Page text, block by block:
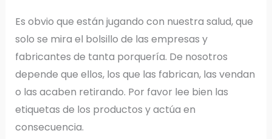
Es obvio que están jugando con nuestra salud, que
solo se mira el bolsillo de las empresas y
fabricantes de tanta porquería. De nosotros
depende que ellos, los que las fabrican, las vendan
o las acaben retirando. Por favor lee bien las
etiquetas de los productos y actúa en
consecuencia.